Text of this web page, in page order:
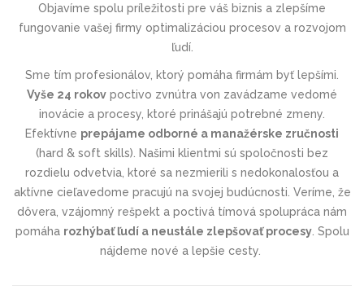
Objavíme spolu príležitosti pre váš biznis a zlepšíme
fungovanie vašej firmy optimalizáciou procesov a rozvojom
ľudí.
Sme tím profesionálov, ktorý pomáha firmám byť lepšími.
Vyše 24 rokov poctivo zvnútra von zavádzame vedomé
inovácie a procesy, ktoré prinášajú potrebné zmeny.
Efektívne prepájame odborné a manažérske zručnosti
(hard & soft skills). Našimi klientmi sú spoločnosti bez
rozdielu odvetvia, ktoré sa nezmierili s nedokonalosťou a
aktívne cieľavedome pracujú na svojej budúcnosti. Veríme, že
dôvera, vzájomný rešpekt a poctivá tímová spolupráca nám
pomáha rozhýbať ľudí a neustále zlepšovať procesy. Spolu
nájdeme nové a lepšie cesty.